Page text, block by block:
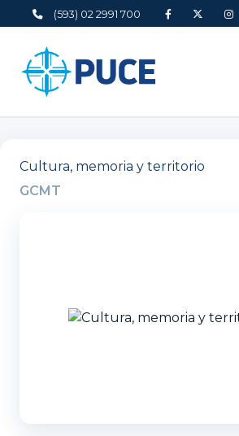
(593) 02 2991 700
Cultura, memoria y territorio
GCMT